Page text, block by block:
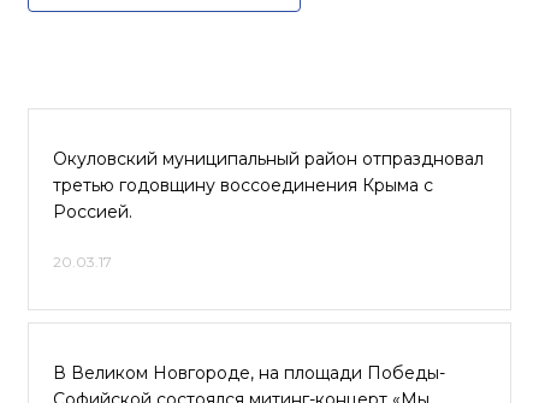
Окуловский муниципальный район отпраздновал
третью годовщину воссоединения Крыма с
Россией.
20.03.17
В Великом Новгороде, на площади Победы-